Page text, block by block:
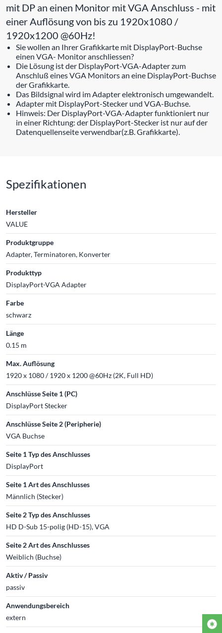
mit DP an einen Monitor mit VGA Anschluss - mit
einer Auflösung von bis zu 1920x1080 /
1920x1200 @60Hz!
Sie wollen an Ihrer Grafikkarte mit DisplayPort-Buchse
einen VGA- Monitor anschliessen?
Die Lösung ist der DisplayPort-VGA-Adapter zum
Anschluß eines VGA Monitors an eine DisplayPort-Buchse
der Grafikkarte.
Das Bildsignal wird im Adapter elektronisch umgewandelt.
Adapter mit DisplayPort-Stecker und VGA-Buchse.
Hinweis: Der DisplayPort-VGA-Adapter funktioniert nur
in einer Richtung: der DisplayPort-Stecker ist nur auf der
Datenquellenseite verwendbar(z.B. Grafikkarte).
Spezifikationen
Hersteller
VALUE
Produktgruppe
Adapter, Terminatoren, Konverter
Produkttyp
DisplayPort-VGA Adapter
Farbe
schwarz
Länge
0.15 m
Max. Auflösung
1920 x 1080 / 1920 x 1200 @60Hz (2K, Full HD)
Anschlüsse Seite 1 (PC)
DisplayPort Stecker
Anschlüsse Seite 2 (Peripherie)
VGA Buchse
Seite 1 Typ des Anschlusses
DisplayPort
Seite 1 Art des Anschlusses
Männlich (Stecker)
Seite 2 Typ des Anschlusses
HD D-Sub 15-polig (HD-15), VGA
Seite 2 Art des Anschlusses
Weiblich (Buchse)
Aktiv / Passiv
passiv
Anwendungsbereich
extern